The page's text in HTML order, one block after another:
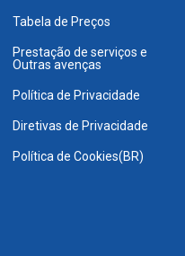
Tabela de Preços
Prestação de serviços e
Outras avenças
Política de Privacidade
Diretivas de Privacidade
Política de Cookies(BR)